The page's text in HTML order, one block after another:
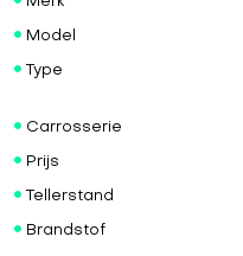
Model
Type
Carrosserie
Prijs
Tellerstand
Brandstof